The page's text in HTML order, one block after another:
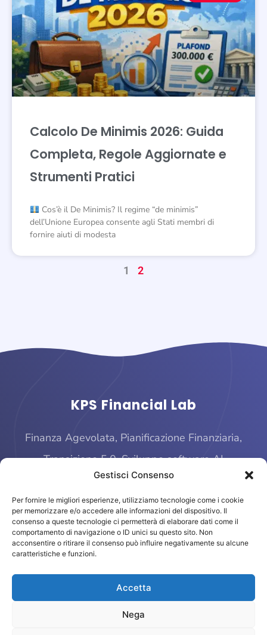
Gestisci Consenso
Per fornire le migliori esperienze, utilizziamo tecnologie come i cookie
per memorizzare e/o accedere alle informazioni del dispositivo. Il
consenso a queste tecnologie ci permetterà di elaborare dati come il
comportamento di navigazione o ID unici su questo sito. Non
acconsentire o ritirare il consenso può influire negativamente su alcune
caratteristiche e funzioni.
Accetta
Nega
Calcolo De Minimis 2026: Guida
Completa, Regole Aggiornate e
Strumenti Pratici
Cos’è il De Minimis? Il regime “de minimis”
dell’Unione Europea consente agli Stati membri di
fornire aiuti di modesta
1 2
KPS Financial Lab
Finanza Agevolata, Pianificazione Finanziaria,
Transizione 5.0, Sviluppo software AI
© 2025 KPS Financial Lab
Piazza Quattro Novembre, 4 – 20124 Milano